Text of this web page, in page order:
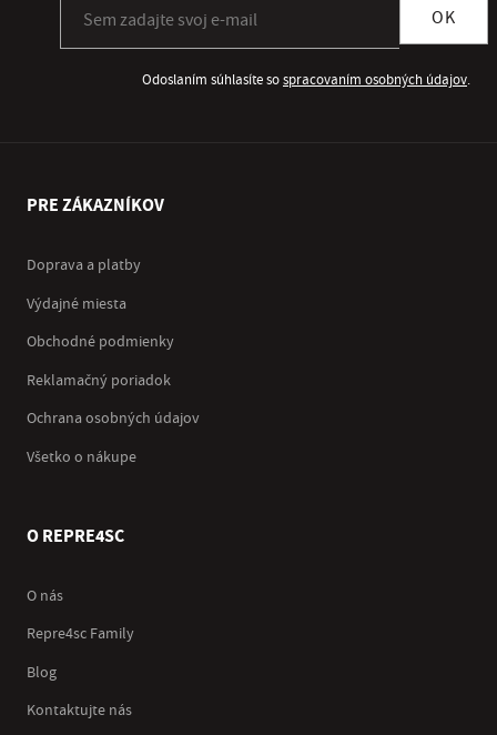
OK
Odoslaním súhlasíte sospracovaním osobných údajov.
PRE ZÁKAZNÍKOV
Doprava a platby
Výdajné miesta
Obchodné podmienky
Reklamačný poriadok
Ochrana osobných údajov
Všetko o nákupe
O REPRE4SC
O nás
Repre4sc Family
Blog
Kontaktujte nás